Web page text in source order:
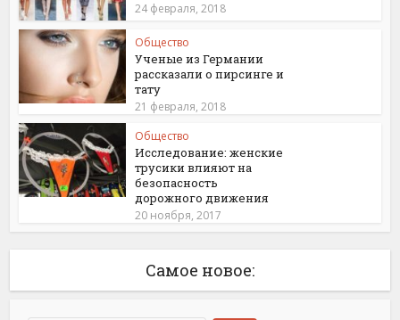
24 февраля, 2018
Общество
Ученые из Германии
рассказали о пирсинге и
тату
21 февраля, 2018
Общество
Исследование: женские
трусики влияют на
безопасность
дорожного движения
20 ноября, 2017
Самое новое: